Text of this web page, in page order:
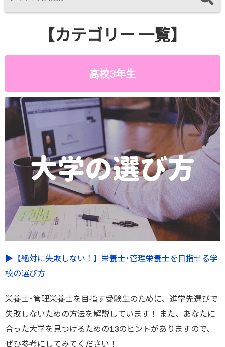
【カテゴリー 一覧】
高校3年生
▶︎【絶対に失敗しない！】栄養士･管理栄養士を目指せる学
校の選び方
栄養士･管理栄養士を目指す受験生のために、進学先選びで
失敗しないための方法を解説しています！ また、あなたに
合った大学を見つけるための13のヒントがありますので、
ぜひ参考にしてみてください！